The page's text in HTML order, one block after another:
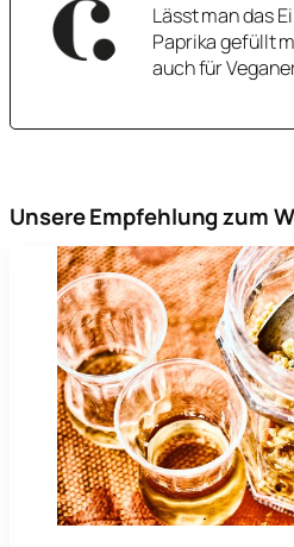
Lässt man das
Paprika gefüllt
auch für
Unsere Empfehlung zum